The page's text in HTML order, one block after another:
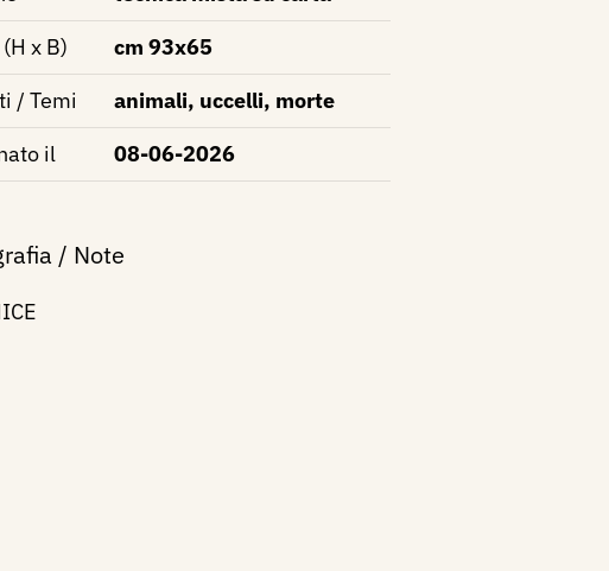
x B)
cm 93x65
/ Temi
animali, uccelli, morte
il
08-06-2026
/ Note